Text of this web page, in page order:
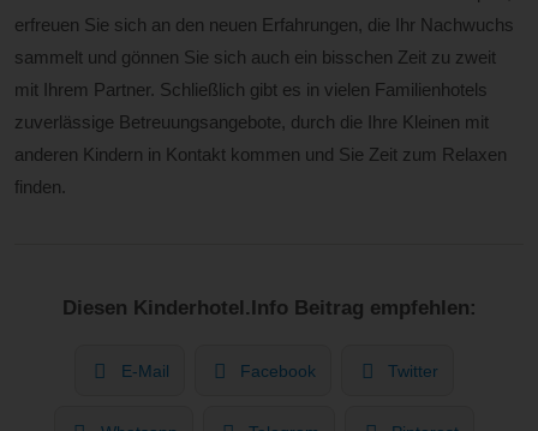
erfreuen Sie sich an den neuen Erfahrungen, die Ihr Nachwuchs
sammelt und gönnen Sie sich auch ein bisschen Zeit zu zweit
mit Ihrem Partner. Schließlich gibt es in vielen Familienhotels
zuverlässige Betreuungsangebote, durch die Ihre Kleinen mit
anderen Kindern in Kontakt kommen und Sie Zeit zum Relaxen
finden.
Diesen Kinderhotel.Info Beitrag empfehlen:
E-Mail Facebook Twitter